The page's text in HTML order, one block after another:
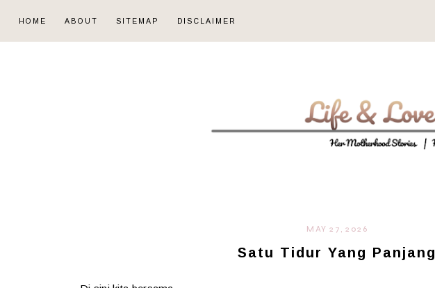
HOME ABOUT SITEMAP DISCLAIMER
MAY 27, 2026
Satu Tidur Yang Panjang